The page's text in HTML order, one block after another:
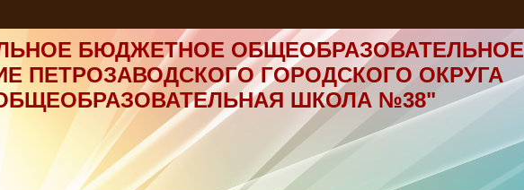
БЮДЖЕТНОЕ ОБЩЕОБРАЗОВАТЕЛЬНОЕ
ПЕТРОЗАВОДСКОГО ГОРОДСКОГО ОКРУГА
ШКОЛА №38"